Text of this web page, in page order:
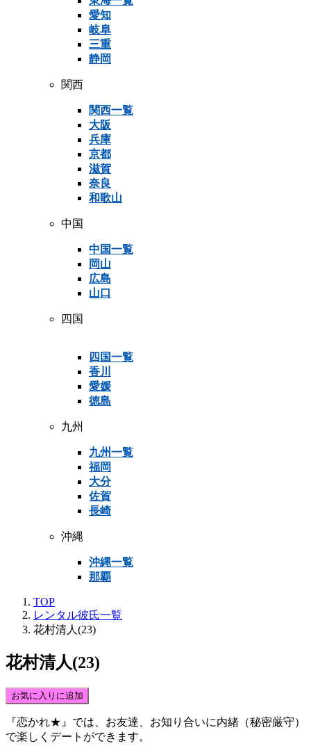
愛知
岐阜
三重
静岡
関西
関西一覧
大阪
兵庫
京都
滋賀
奈良
和歌山
中国
中国一覧
岡山
広島
山口
四国
四国一覧
香川
愛媛
徳島
九州
九州一覧
福岡
大分
佐賀
長崎
沖縄
沖縄一覧
那覇
TOP
レンタル彼氏一覧
花村清人(23)
花村清人(23)
お気に入りに追加
『恋かれ★』では、 お友達、お知り合いに内緒（秘密厳守）
で楽しくデート ができます。